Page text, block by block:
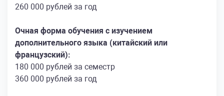
260 000 рублей за год
Очная форма обучения с изучением
дополнительного языка (китайский или
французский):
180 000 рублей за семестр
360 000 рублей за год